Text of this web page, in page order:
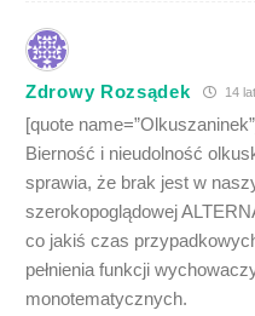
Zdrowy Rozsądek 14
[quote
Bierność i nieudolność
sprawia, że brak jest w
szerokopoglądowej
co jakiś czas
pełnienia funkcji
monotematycznych.